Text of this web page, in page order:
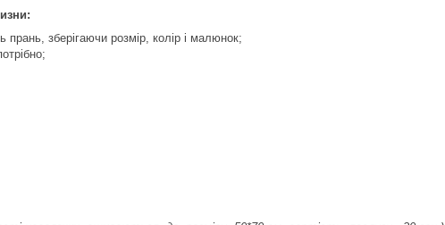
прань, зберігаючи розмір, колір і малюнок;